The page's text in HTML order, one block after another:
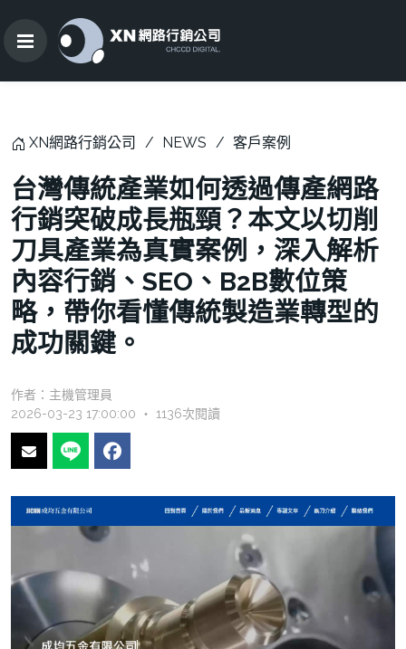
XN網路行銷公司 NEWS 客戶案例
台灣傳統產業如何透過傳產網路
行銷突破成長瓶頸？本文以切削
刀具產業為真實案例，深入解析
內容行銷、SEO、B2B數位策
略，帶你看懂傳統製造業轉型的
成功關鍵。
作者： 主機管理員
2026-03-23 17:00:00 ‧ 1136次閱讀